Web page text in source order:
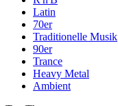
Latin
70er
Traditionelle Musik
90er
Trance
Heavy Metal
Ambient